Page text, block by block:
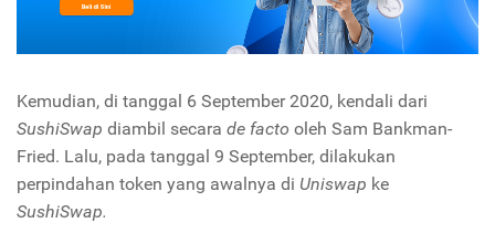
Kemudian, di tanggal 6 September 2020, kendali dari
SushiSwap diambil secara de facto oleh Sam Bankman-
Fried. Lalu, pada tanggal 9 September, dilakukan
perpindahan token yang awalnya di Uniswap ke
SushiSwap.